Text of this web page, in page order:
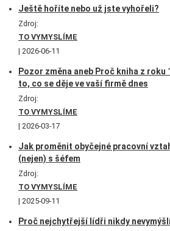
Ještě hoříte nebo už jste vyhořeli?
Zdroj:
TO VYMYSLÍME
2026-06-11
Pozor změna aneb Proč kniha z roku
to, co se děje ve vaší firmě dnes
Zdroj:
TO VYMYSLÍME
2026-03-17
Jak proměnit obyčejné pracovní
(nejen) s šéfem
Zdroj:
TO VYMYSLÍME
2025-09-11
Proč nejchytřejší lídři nikdy